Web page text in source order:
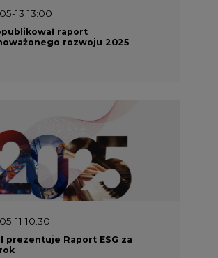
13 13:00
raport
rozwoju 2025
11 10:30
prezentuje Raport ESG za